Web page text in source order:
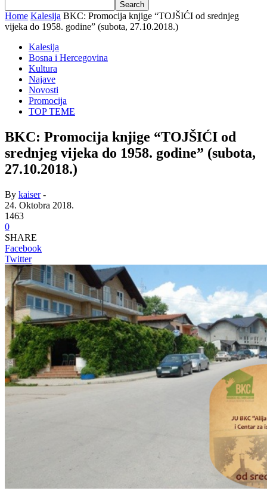
Home Kalesija BKC: Promocija knjige “TOJŠIĆI od srednjeg
vijeka do 1958. godine” (subota, 27.10.2018.)
Kalesija
Bosna i Hercegovina
Kultura
Najave
Novosti
Promocija
TOP TEME
BKC: Promocija knjige “TOJŠIĆI od
srednjeg vijeka do 1958. godine” (subota,
27.10.2018.)
By kaiser-
24. Oktobra 2018.
1463
0
SHARE
Facebook
Twitter